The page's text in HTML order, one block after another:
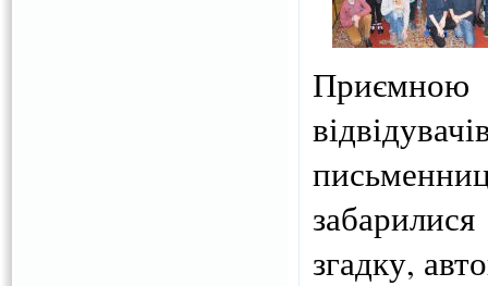
Приємною
згадку,